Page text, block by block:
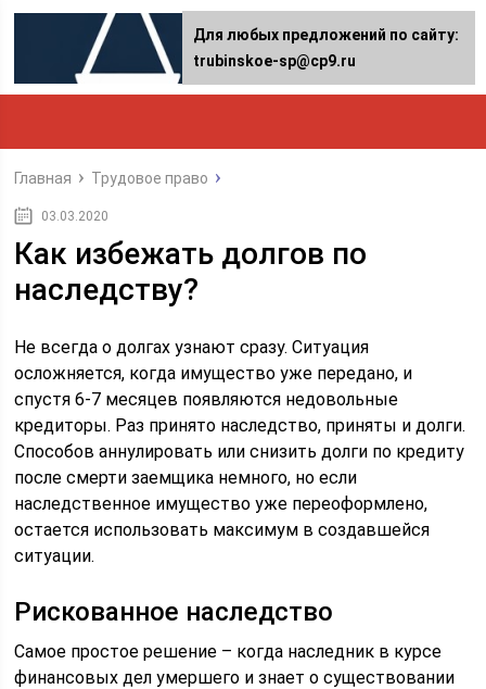
Главная Трудовое право
03.03.2020
Как избежать долгов по
наследству?
Не всегда о долгах узнают сразу. Ситуация
осложняется, когда имущество уже передано, и
спустя 6-7 месяцев появляются недовольные
кредиторы. Раз принято наследство, приняты и долги.
Способов аннулировать или снизить долги по кредиту
после смерти заемщика немного, но если
наследственное имущество уже переоформлено,
остается использовать максимум в создавшейся
ситуации.
Рискованное наследство
Самое простое решение – когда наследник в курсе
финансовых дел умершего и знает о существовании
Для любых предложений по сайту:
trubinskoe-sp@cp9.ru